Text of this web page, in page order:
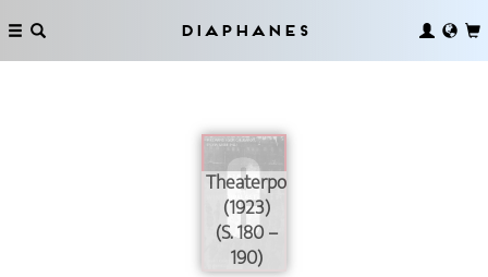
Diaphanes
Theaterpolitik
(1923)
(S. 180 –
190)